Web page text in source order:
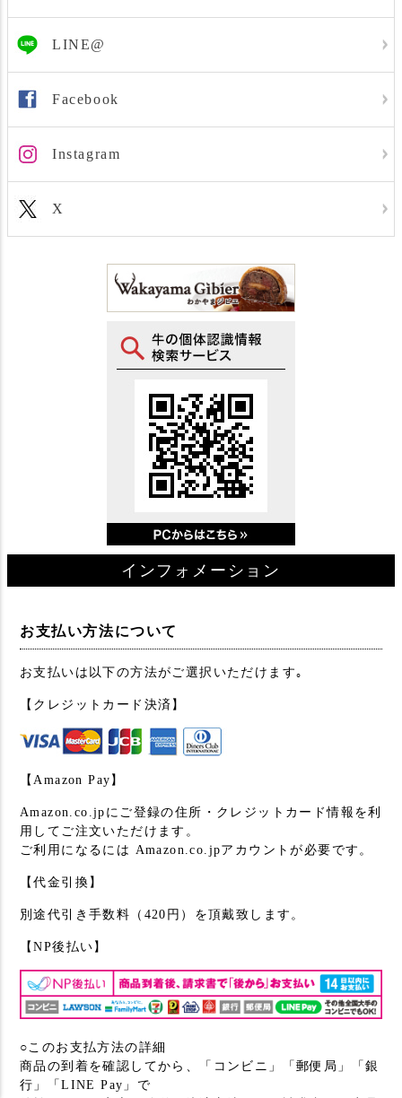
LINE@
Facebook
Instagram
X
インフォメーション
お支払い方法について
お支払いは以下の方法がご選択いただけます｡
【クレジットカード決済】
【Amazon Pay】
Amazon.co.jpにご登録の住所・クレジットカード情報を利
用してご注文いただけます。
ご利用になるには Amazon.co.jpアカウントが必要です。
【代金引換】
別途代引き手数料（420円）を頂戴致します。
【NP後払い】
○このお支払方法の詳細
商品の到着を確認してから、「コンビニ」「郵便局」「銀
行」「LINE Pay」で